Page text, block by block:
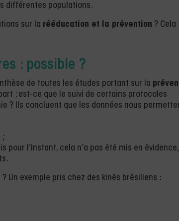
différentes populations.
sur la rééducation et la prévention ? Cela
: possible ?
de toutes les études portant sur la
: est-ce que le suivi de certains protocoles
? Ils concluent que les données nous
;
pour l’instant, cela n’a pas été mis en évidence,
Un exemple pris chez des kinés brésiliens :